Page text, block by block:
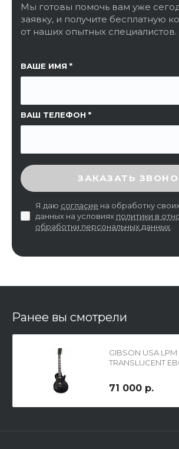
Мы готовы помочь вам уже
заявку, и получите бесплатную
от наших опытных специалистов.
ВАШЕ ИМЯ
ВАШ ТЕЛЕФОН
ССЫЛКА НА СТРАНИЦУ
ВВЕДИТЕ ПРОВЕРОЧНЫЙ КОД
ЗАКАЗАТЬ
Я даю согласие на обработку
данных на условиях политики в
обработки персональных данных
Ранее вы смотрели
GIBSON USA LPM
TRANSLUCENT
электрогитара с
71 000 р.